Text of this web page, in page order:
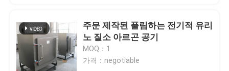
주문 제작된 풀림하는 전기적 유리
노 질소 아르곤 공기
MOQ：1
가격：negotiable